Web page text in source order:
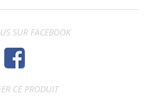
SUR FACEBOOK
CE PRODUIT